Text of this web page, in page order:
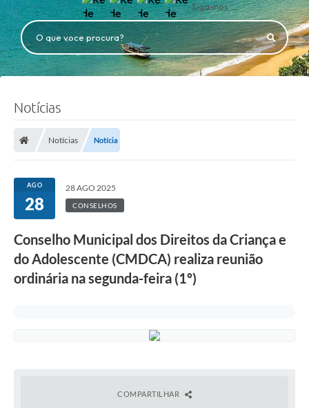
Siga-nos
O que voce procura?
Notícias
Notícias Notícia
AGO
28
28 AGO 2025
CONSELHOS
Conselho Municipal dos Direitos da Criança e
do Adolescente (CMDCA) realiza reunião
ordinária na segunda-feira (1º)
COMPARTILHAR